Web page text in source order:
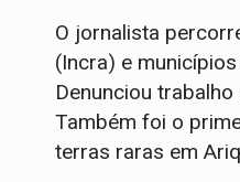
O jornalista
(Incra) e
Denunciou
Também foi o
terras raras em